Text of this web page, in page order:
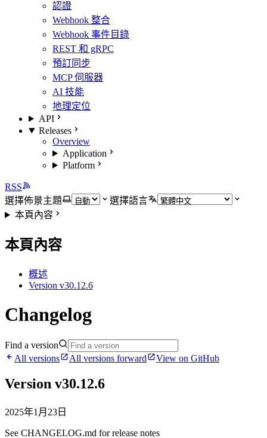
認證
Webhook 整合
Webhook 事件目錄
REST 和 gRPC
預訂同步
MCP 伺服器
AI 技能
地理定位
API
Releases
Overview
Application
Platform
RSS
選擇佈景主題
選擇語言
本頁內容
本頁內容
概述
Version v30.12.6
Changelog
Find a version
All versions
All versions forward View on GitHub
Version v30.12.6
2025年1月23日
See CHANGELOG.md for release notes